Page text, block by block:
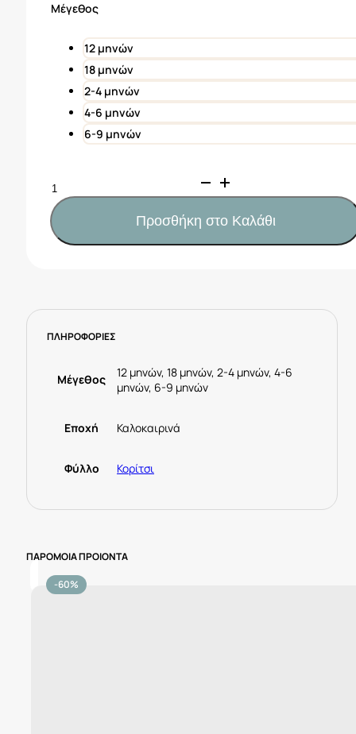
Μέγεθος
12 μηνών
18 μηνών
2-4 μηνών
4-6 μηνών
6-9 μηνών
Mayoral
Φόρεμα
κοτοπουλάκι
Νεογέννητο
Κωδ.
ποσότητα
Προσθήκη στο Καλάθι
ΠΛΗΡΟΦΟΡΙΕΣ
Μέγεθος
12 μηνών, 18 μηνών, 2-4 μηνών, 4-6
μηνών, 6-9 μηνών
Εποχή Καλοκαιρινά
Φύλλο Κορίτσι
ΠΑΡΟΜΟΙΑ ΠΡΟΙΟΝΤΑ
-60%